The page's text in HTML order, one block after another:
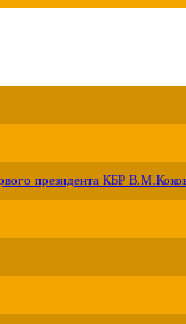
президента КБР